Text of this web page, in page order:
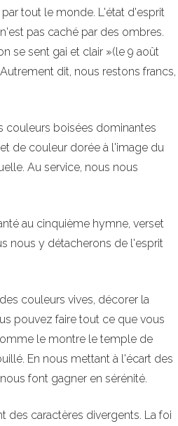
tout le monde. L'état d'esprit
pas caché par des ombres.
se sent gai et clair »(le 9 août
dit, nous restons francs,
couleurs boisées dominantes
de couleur dorée à l'image du
Au service, nous nous
au cinquième hymne, verset
nous y détacherons de l'esprit
couleurs vives, décorer la
pouvez faire tout ce que vous
le montre le temple de
En nous mettant à l'écart des
font gagner en sérénité.
des caractères divergents. La foi